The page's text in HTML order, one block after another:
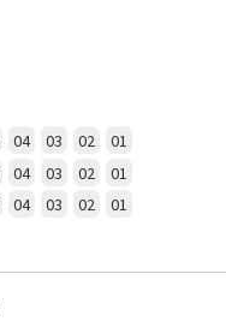
04 03 02 01
04 03 02 01
04 03 02
01